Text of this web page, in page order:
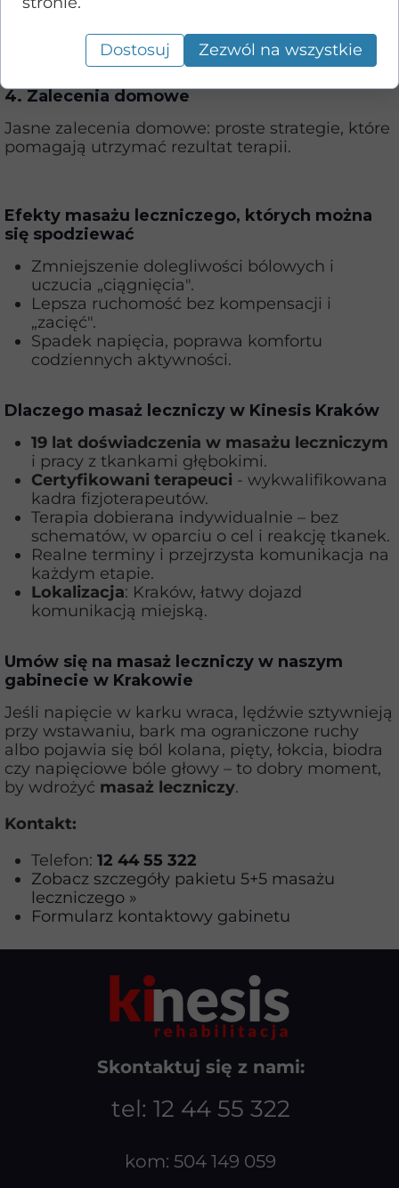
regenerację i utrwalamy efekt masażu
leczniczego.
4. Zalecenia domowe
Jasne zalecenia domowe: proste strategie, które
pomagają utrzymać rezultat terapii.
Efekty masażu leczniczego, których można
się spodziewać
Zmniejszenie dolegliwości bólowych i
uczucia „ciągnięcia".
Lepsza ruchomość bez kompensacji i
„zacięć".
Spadek napięcia, poprawa komfortu
codziennych aktywności.
Dlaczego masaż leczniczy w Kinesis Kraków
19 lat doświadczenia w masażu leczniczym
i pracy z tkankami głębokimi.
Certyfikowani terapeuci - wykwalifikowana
kadra fizjoterapeutów.
Terapia dobierana indywidualnie – bez
schematów, w oparciu o cel i reakcję tkanek.
Realne terminy i przejrzysta komunikacja na
każdym etapie.
Lokalizacja: Kraków, łatwy dojazd
komunikacją miejską.
Umów się na masaż leczniczy w naszym
gabinecie w Krakowie
Jeśli napięcie w karku wraca, lędźwie sztywnieją
przy wstawaniu, bark ma ograniczone ruchy
albo pojawia się ból kolana, pięty, łokcia, biodra
czy napięciowe bóle głowy – to dobry moment,
by wdrożyć masaż leczniczy.
Kontakt:
Telefon: 12 44 55 322
Zobacz szczegóły pakietu 5+5 masażu
leczniczego »
Formularz kontaktowy gabinetu
Skontaktuj się z nami:
tel: 12 44 55 322
kom: 504 149 059
Dostosuj Zezwól na wszystkie